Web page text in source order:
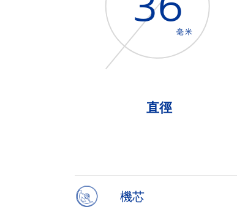
毫米
直徑
機芯